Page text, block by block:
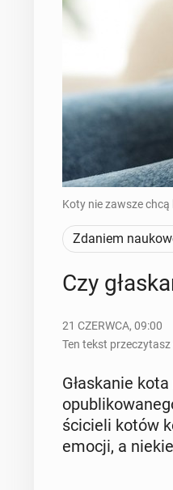
Koty nie zawsze
Zdaniem
Czy
21 CZERWCA, 09:00
Ten tekst
Gła­ska­nie
ści­cie­li kotów
emocji, a